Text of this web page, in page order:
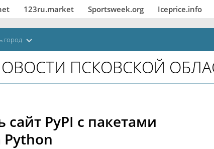
123ru.market Sportsweek.org Iceprice.info
город
ПСКОВСКОЙ
сайт PyPI с пакетами